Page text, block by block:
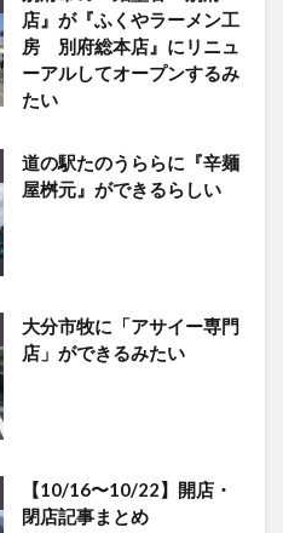
店』が『ふくやラーメン工
房 別府総本店』にリニュ
ーアルしてオープンするみ
たい
道の駅たのうららに『辛麺
屋桝元』ができるらしい
大分市牧に「アサイー専門
店」ができるみたい
【10/16〜10/22】開店・
閉店記事まとめ